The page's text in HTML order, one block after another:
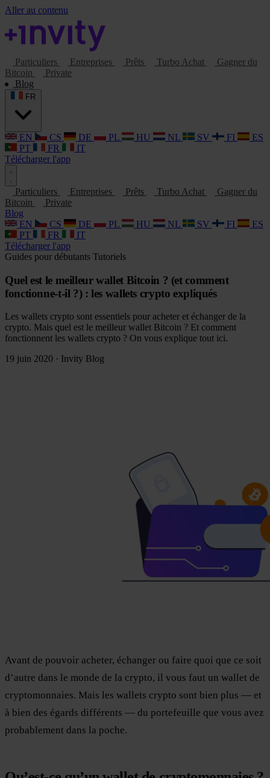
Aller au contenu
Particuliers Entreprises Prêts Turbo Achat
Gagner du
Bitcoin
Private
Blog
EN CS DE PL HU NL SV FI
ES
PT
FR
IT
Télécharger l'app
Particuliers Entreprises Prêts Turbo Achat
Gagner du
Bitcoin
Private
Blog
EN
CS DE PL HU NL SV FI
ES
PT
FR
IT
Télécharger l'app
Guides pour débutants Tutoriels
Quel est le meilleur wallet Bitcoin ? (et comment
fonctionne-t-il ?) : les wallets crypto expliqués
Les wallets crypto sont essentiels pour acheter et échanger de la
crypto. Mais quel est le meilleur wallet Bitcoin ? Et comment
fonctionnent les wallets crypto ? On vous explique tout ici.
19 juin 2020 · Invity Blog
Avant de pouvoir acheter, échanger ou faire quoi que ce soit
d’autre dans le monde de la crypto, il vous faut un wallet de
cryptomonnaies. Mais les wallets crypto sont bien plus — et
à bien des égards différents — du portefeuille que vous avez
probablement dans la poche.